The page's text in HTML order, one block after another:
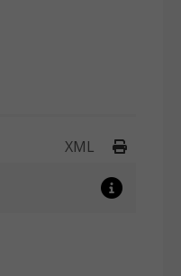
XML Drukuj